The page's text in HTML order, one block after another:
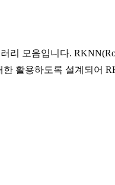
모음입니다.
활용하도록 설계되어